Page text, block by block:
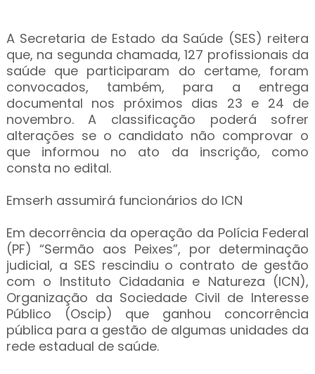
A Secretaria de Estado da Saúde (SES) reitera
que, na segunda chamada, 127 profissionais da
saúde que participaram do certame, foram
convocados, também, para a entrega
documental nos próximos dias 23 e 24 de
novembro. A classificação poderá sofrer
alterações se o candidato não comprovar o
que informou no ato da inscrição, como
consta no edital.
Emserh assumirá funcionários do ICN
Em decorrência da operação da Polícia Federal
(PF) “Sermão aos Peixes”, por determinação
judicial, a SES rescindiu o contrato de gestão
com o Instituto Cidadania e Natureza (ICN),
Organização da Sociedade Civil de Interesse
Público (Oscip) que ganhou concorrência
pública para a gestão de algumas unidades da
rede estadual de saúde.